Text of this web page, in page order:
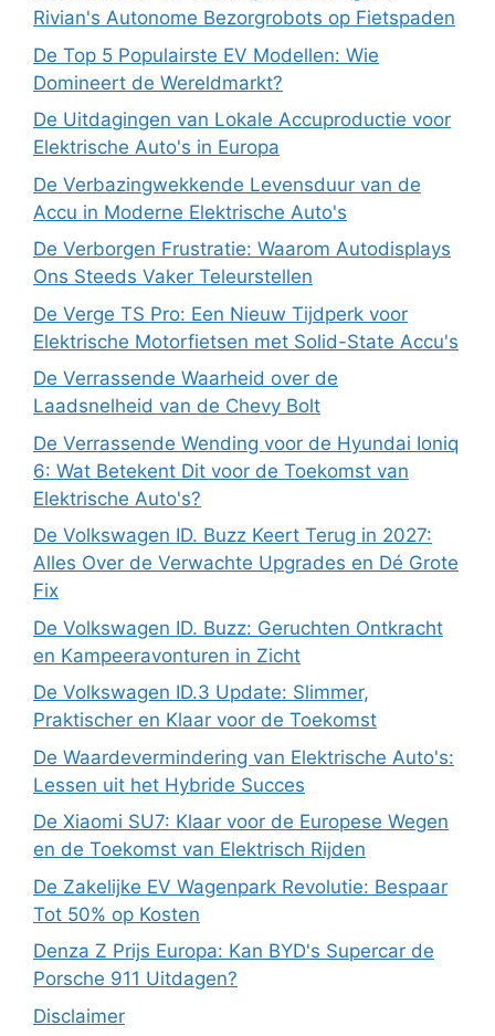
Rivian's Autonome Bezorgrobots op Fietspaden
De Top 5 Populairste EV Modellen: Wie
Domineert de Wereldmarkt?
De Uitdagingen van Lokale Accuproductie voor
Elektrische Auto's in Europa
De Verbazingwekkende Levensduur van de
Accu in Moderne Elektrische Auto's
De Verborgen Frustratie: Waarom Autodisplays
Ons Steeds Vaker Teleurstellen
De Verge TS Pro: Een Nieuw Tijdperk voor
Elektrische Motorfietsen met Solid-State Accu's
De Verrassende Waarheid over de
Laadsnelheid van de Chevy Bolt
De Verrassende Wending voor de Hyundai Ioniq
6: Wat Betekent Dit voor de Toekomst van
Elektrische Auto's?
De Volkswagen ID. Buzz Keert Terug in 2027:
Alles Over de Verwachte Upgrades en Dé Grote
Fix
De Volkswagen ID. Buzz: Geruchten Ontkracht
en Kampeeravonturen in Zicht
De Volkswagen ID.3 Update: Slimmer,
Praktischer en Klaar voor de Toekomst
De Waardevermindering van Elektrische Auto's:
Lessen uit het Hybride Succes
De Xiaomi SU7: Klaar voor de Europese Wegen
en de Toekomst van Elektrisch Rijden
De Zakelijke EV Wagenpark Revolutie: Bespaar
Tot 50% op Kosten
Denza Z Prijs Europa: Kan BYD's Supercar de
Porsche 911 Uitdagen?
Disclaimer